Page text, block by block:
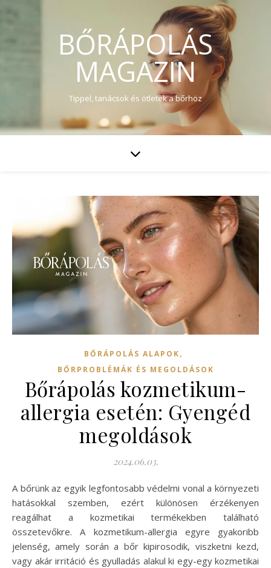
BŐRÁPOLÁS
MAGAZIN
Tippel, tanácsok és ötletek a bőrhöz
BŐRÁPOLÁS ALAPOK,
BŐRPROBLÉMÁK ÉS MEGOLDÁSOK
Bőrápolás kozmetikum-
allergia esetén: Gyengéd
megoldások
2024.06.03.
A bőrünk az egyik legfontosabb védelmi vonal a környezeti
hatásokkal szemben, ezért különösen érzékenyen
reagálhat a kozmetikai termékekben található
összetevőkre. A kozmetikum-allergia egyre gyakoribb
jelenség, amely során a bőr kipirosodik, viszketni kezd,
vagy akár irritáció és gyulladás alakul ki egy-egy kozmetikai